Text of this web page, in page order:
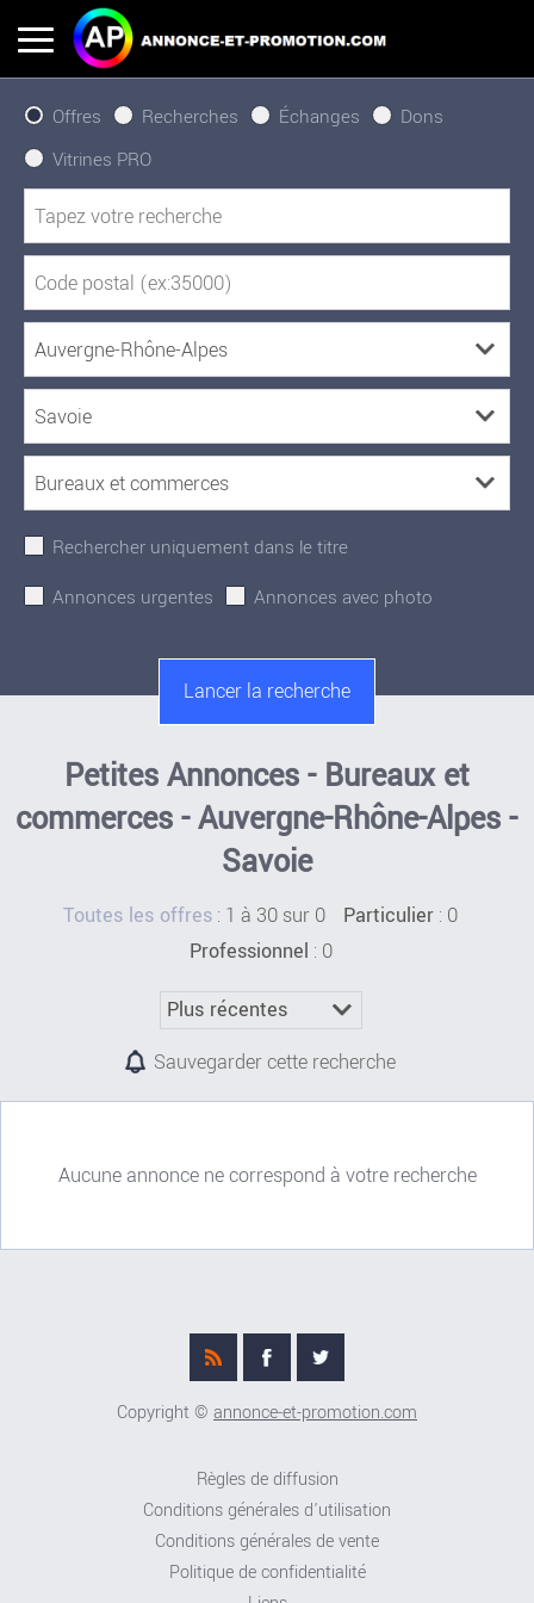
Offres Recherches Échanges
Dons
Vitrines PRO
Rechercher uniquement dans le titre
Annonces urgentes
Annonces avec photo
Petites Annonces - Bureaux et
commerces - Auvergne-Rhône-Alpes -
Savoie
Toutes les offres : 1 à 30 sur 0 Particulier : 0
Professionnel : 0
Sauvegarder cette recherche
Aucune annonce ne correspond à votre recherche
Copyright © annonce-et-promotion.com
Règles de diffusion
Conditions générales d'utilisation
Conditions générales de vente
Politique de confidentialité